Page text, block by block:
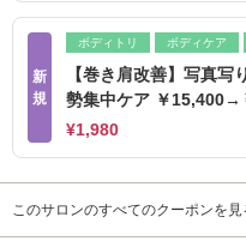
新
規
ボディトリ ボディケア
【巻き肩改善】写真写
勢集中ケア ￥15,400→
¥1,980
このサロンのすべてのクーポンを見